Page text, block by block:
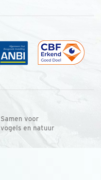
Samen voor
vogels en natuur